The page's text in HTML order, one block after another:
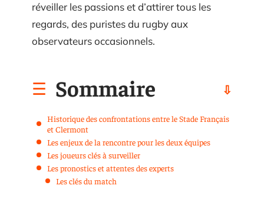
réveiller les passions et d’attirer tous les
regards, des puristes du rugby aux
observateurs occasionnels.
Sommaire
Historique des confrontations entre le Stade Français
et Clermont
Les enjeux de la rencontre pour les deux équipes
Les joueurs clés à surveiller
Les pronostics et attentes des experts
Les clés du match